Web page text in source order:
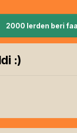
2000 lerden beri
:)